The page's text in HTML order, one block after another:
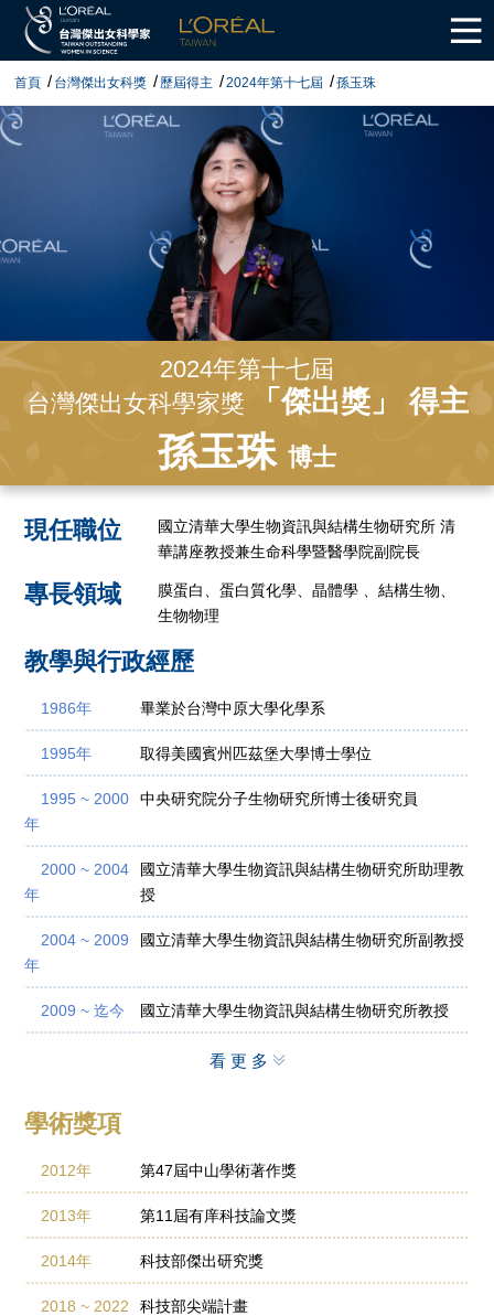
首頁 台灣傑出女科獎 歷屆得主 2024年第十七屆 孫玉珠
2024年第十七屆
台灣傑出女科學家獎
「傑出獎」 得主
孫玉珠 博士
現任職位
國立清華大學生物資訊與結構生物研究所 清
華講座教授兼生命科學暨醫學院副院長
專長領域
膜蛋白、蛋白質化學、晶體學 、結構生物、
生物物理
教學與行政經歷
1986年 畢業於台灣中原大學化學系
1995年 取得美國賓州匹茲堡大學博士學位
1995 ~ 2000
年
中央研究院分子生物研究所博士後研究員
2000 ~ 2004
年
國立清華大學生物資訊與結構生物研究所助理教
授
2004 ~ 2009
年
國立清華大學生物資訊與結構生物研究所副教授
2009 ~ 迄今
國立清華大學生物資訊與結構生物研究所教授
看更多
學術獎項
2012年 第47屆中山學術著作獎
2013年 第11屆有庠科技論文獎
2014年 科技部傑出研究獎
2018 ~ 2022
科技部尖端計畫